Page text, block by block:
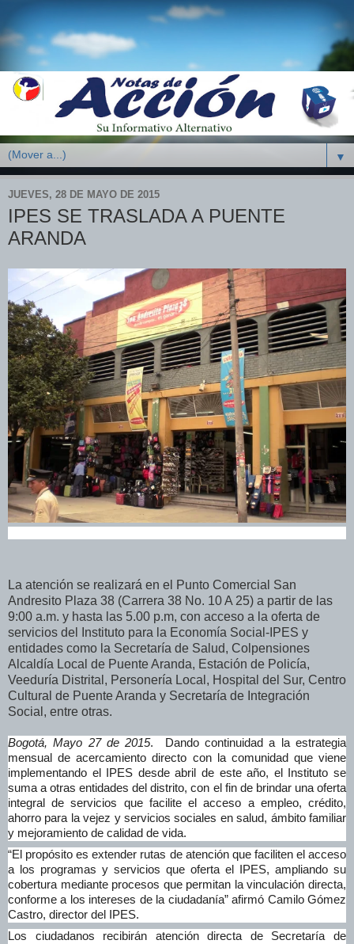
▼
JUEVES, 28 DE MAYO DE 2015
IPES SE TRASLADA A PUENTE
ARANDA
La atención se realizará en el Punto Comercial San
Andresito Plaza 38 (Carrera 38 No. 10 A 25) a partir de las
9:00 a.m. y hasta las 5.00 p.m, con acceso a la oferta de
servicios del Instituto para la Economía Social-IPES y
entidades como la Secretaría de Salud, Colpensiones
Alcaldía Local de Puente Aranda, Estación de Policía,
Veeduría Distrital, Personería Local, Hospital del Sur, Centro
Cultural de Puente Aranda y Secretaría de Integración
Social, entre otras.
Bogotá, Mayo 27 de 2015. Dando continuidad a la estrategia
mensual de acercamiento directo con la comunidad que viene
implementando el IPES desde abril de este año, el Instituto se
suma a otras entidades del distrito, con el fin de brindar una oferta
integral de servicios que facilite el acceso a empleo, crédito,
ahorro para la vejez y servicios sociales en salud, ámbito familiar
y mejoramiento de calidad de vida.
“El propósito es extender rutas de atención que faciliten el acceso
a los programas y servicios que oferta el IPES, ampliando su
cobertura mediante procesos que permitan la vinculación directa,
conforme a los intereses de la ciudadanía” afirmó Camilo Gómez
Castro, director del IPES.
Los ciudadanos recibirán atención directa de Secretaría de